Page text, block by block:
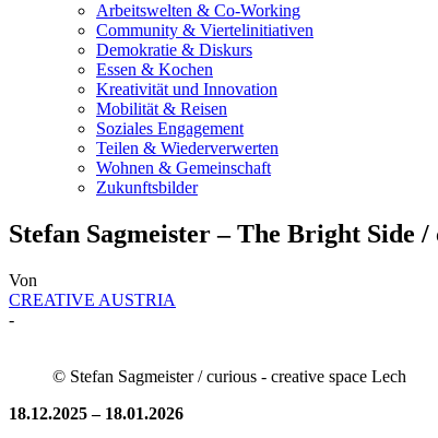
Arbeitswelten & Co-Working
Community & Viertelinitiativen
Demokratie & Diskurs
Essen & Kochen
Kreativität und Innovation
Mobilität & Reisen
Soziales Engagement
Teilen & Wiederverwerten
Wohnen & Gemeinschaft
Zukunftsbilder
Stefan Sagmeister – The Bright Side
Von
CREATIVE AUSTRIA
-
© Stefan Sagmeister / curious - creative space Lech
18.12.2025 – 18.01.2026